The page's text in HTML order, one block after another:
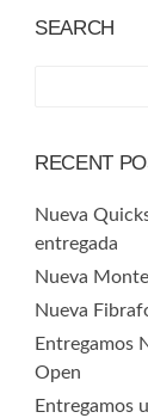
SEARCH
RECENT
Nueva
entregada
Nueva
Nueva
Entregamos
Open
Entregamos